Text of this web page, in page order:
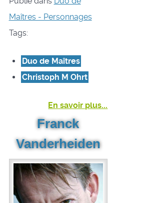
Maîtres - Personnages
Tags:
Duo de Maîtres
Christoph M Ohrt
En savoir plus...
Franck
Vanderheiden